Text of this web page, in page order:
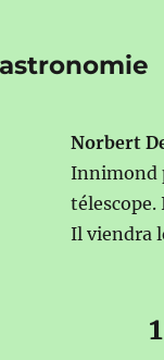
Norbert
Innimond
télescope.
Il viendra